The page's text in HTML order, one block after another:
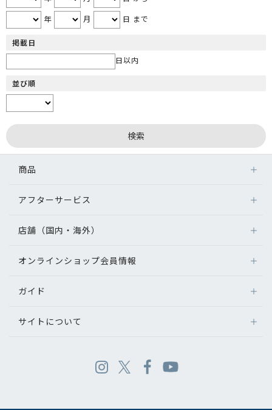
年
月 日 まで
掲載日
日以内
並び順
商品
アフターサービス
店舗（国内・海外）
オンラインショップ会員情報
ガイド
サイトについて